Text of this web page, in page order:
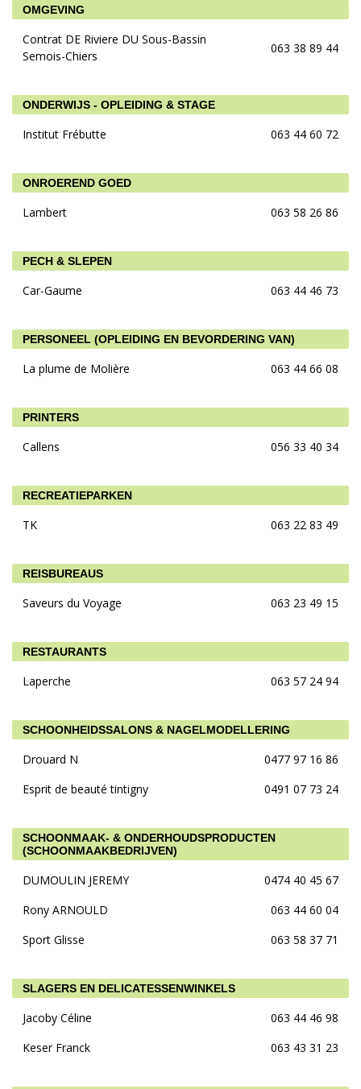
OMGEVING
Contrat DE Riviere DU Sous-Bassin
Semois-Chiers
063 38 89 44
ONDERWIJS - OPLEIDING & STAGE
Institut Frébutte 063 44 60 72
ONROEREND GOED
Lambert 063 58 26 86
PECH & SLEPEN
Car-Gaume 063 44 46 73
PERSONEEL (OPLEIDING EN BEVORDERING VAN)
La plume de Molière 063 44 66 08
PRINTERS
Callens 056 33 40 34
RECREATIEPARKEN
TK 063 22 83 49
REISBUREAUS
Saveurs du Voyage 063 23 49 15
RESTAURANTS
Laperche 063 57 24 94
SCHOONHEIDSSALONS & NAGELMODELLERING
Drouard N
0477 97 16 86
Esprit de beauté tintigny
0491 07 73 24
SCHOONMAAK- & ONDERHOUDSPRODUCTEN
(SCHOONMAAKBEDRIJVEN)
DUMOULIN JEREMY
0474 40 45 67
Rony ARNOULD
063 44 60 04
Sport Glisse
063 58 37 71
SLAGERS EN DELICATESSENWINKELS
Jacoby Céline
063 44 46 98
Keser Franck
063 43 31 23